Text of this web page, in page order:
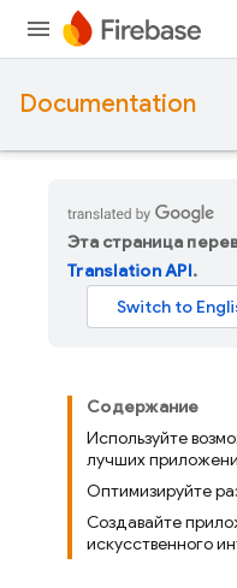
Documentation
Эта страница
Translation API.
Содержание
Используйте
лучших
Оптимизируйте
Создавайте
искусственного